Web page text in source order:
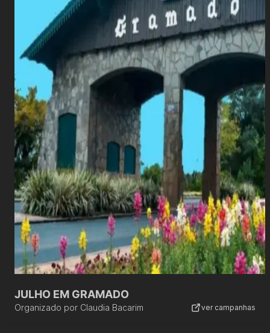
JULHO EM GRAMADO
Organizado por Claudia Bacarim ver campanhas